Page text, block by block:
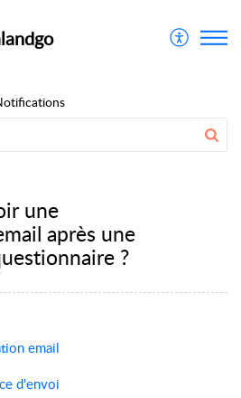
une
après une
?
email
d'envoi